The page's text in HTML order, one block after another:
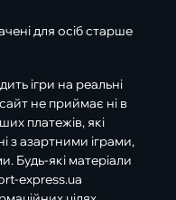
для осіб старше
ігри на реальні
не приймає ні в
платежів, які
з азартними іграми,
Будь-які матеріали
express.ua